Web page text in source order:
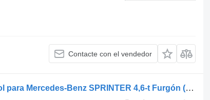
Contacte con el vendedor
SPRINTER 4,6-t Furgón (906) visera parasol para Mercedes-Benz SPRINTER 4,6-t Furgón (906) camión